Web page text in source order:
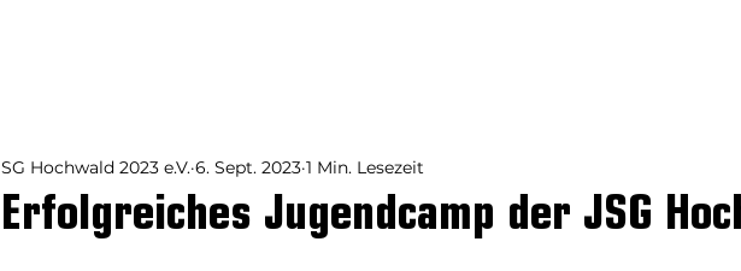
Erfolgreiches Jugendcamp der JSG
SG Hochwald 2023 e.V. 6. Sept. 2023 1 Min. Lesezeit